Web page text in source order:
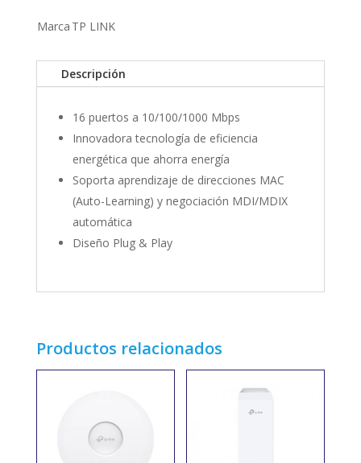
Marca TP LINK
Descripción
16 puertos a 10/100/1000 Mbps
Innovadora tecnología de eficiencia
energética que ahorra energía
Soporta aprendizaje de direcciones MAC
(Auto-Learning) y negociación MDI/MDIX
automática
Diseño Plug & Play
Productos relacionados